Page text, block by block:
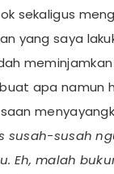
sekaligus
yang saya
meminjamkan
apa namun
susah-susah
Eh, malah